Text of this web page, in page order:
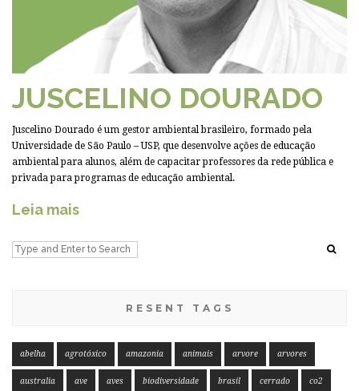
JUSCELINO DOURADO
Juscelino Dourado é um gestor ambiental brasileiro, formado pela
Universidade de São Paulo – USP, que desenvolve ações de educação
ambiental para alunos, além de capacitar professores da rede pública e
privada para programas de educação ambiental.
Leia mais
RESENT TAGS
abelha agrotóxico amazonia animais arvore arvores
australia ave aves biodiversidade brasil cerrado co2